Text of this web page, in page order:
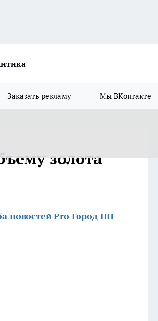
Заказать рекламу Мы ВКонтакте
золота
новостей Pro Город НН